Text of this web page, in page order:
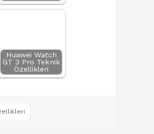
Huawei Watch
GT 3 Pro Teknik
Özellikleri